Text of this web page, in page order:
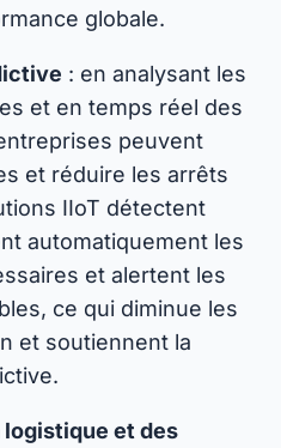
globale.
: en analysant les
et en temps réel des
peuvent
et réduire les arrêts
IIoT détectent
automatiquement les
et alertent les
ce qui diminue les
et soutiennent la
et des